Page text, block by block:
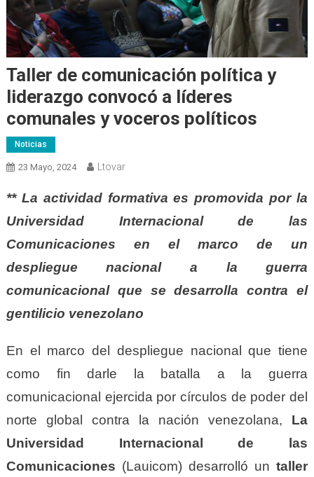
Taller de comunicación política y
liderazgo convocó a líderes
comunales y voceros políticos
Noticias
23 Mayo, 2024 Ltovar
** La actividad formativa es promovida por la
Universidad Internacional de las
Comunicaciones en el marco de un
despliegue nacional a la guerra
comunicacional que sedesarrolla contrael
gentilicio venezolano
En el marco del despliegue nacional que tiene
como fin darle la batalla a la guerra
comunicacional ejercida por círculos de poder del
norte global contra la nación venezolana, La
Universidad Internacional de las
Comunicaciones (Lauicom) desarrolló un taller